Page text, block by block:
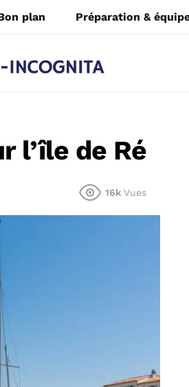
plan Préparation &
l’île de Ré
16k Vues